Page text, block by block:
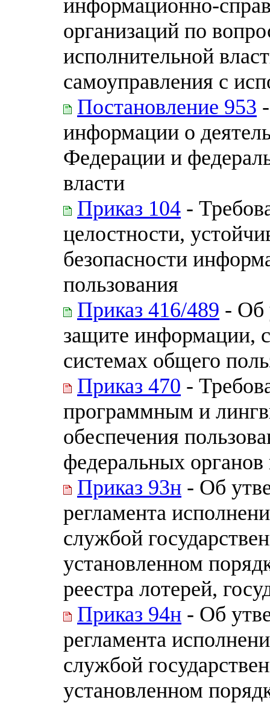
информационно-
организаций по
исполнительной
самоуправления с
Постановление 953
информации о
Федерации и
власти
Приказ 104 -
целостности,
безопасности
пользования
Приказ 416/489 - Об
защите информации,
системах общего
Приказ 470 -
программным и
обеспечения
федеральных
Приказ 93н - Об
регламента
службой
установленном
реестра лотерей,
Приказ 94н - Об
регламента
службой
установленном